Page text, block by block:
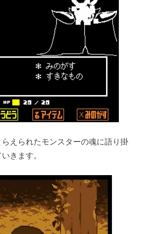
えられたモンスターの魂に語り掛
きます。